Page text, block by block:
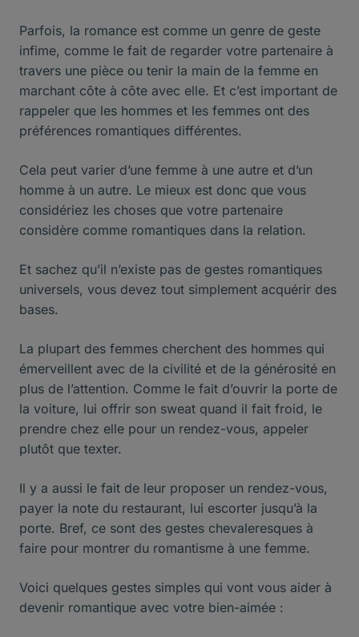
Parfois, la romance est comme un genre de geste
infime, comme le fait de regarder votre partenaire à
travers une pièce ou tenir la main de la femme en
marchant côte à côte avec elle. Et c’est important de
rappeler que les hommes et les femmes ont des
préférences romantiques différentes.
Cela peut varier d’une femme à une autre et d’un
homme à un autre. Le mieux est donc que vous
considériez les choses que votre partenaire
considère comme romantiques dans la relation.
Et sachez qu’il n’existe pas de gestes romantiques
universels, vous devez tout simplement acquérir des
bases.
La plupart des femmes cherchent des hommes qui
émerveillent avec de la civilité et de la générosité en
plus de l’attention. Comme le fait d’ouvrir la porte de
la voiture, lui offrir son sweat quand il fait froid, le
prendre chez elle pour un rendez-vous, appeler
plutôt que texter.
Il y a aussi le fait de leur proposer un rendez-vous,
payer la note du restaurant, lui escorter jusqu’à la
porte. Bref, ce sont des gestes chevaleresques à
faire pour montrer du romantisme à une femme.
Voici quelques gestes simples qui vont vous aider à
devenir romantique avec votre bien-aimée :